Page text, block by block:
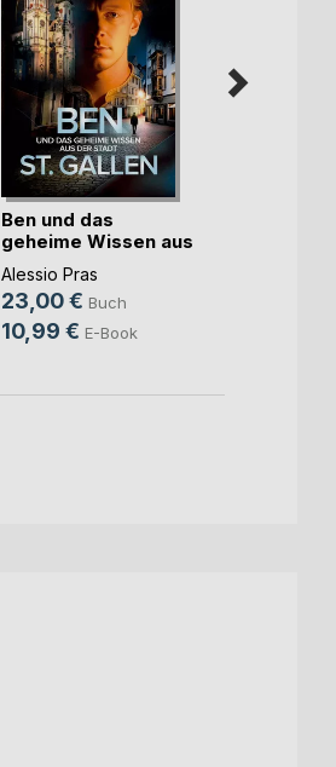
Ben und das
geheime Wissen aus
der(...)
Alessio Pras
23,00 € Buch
10,99 € E-Book